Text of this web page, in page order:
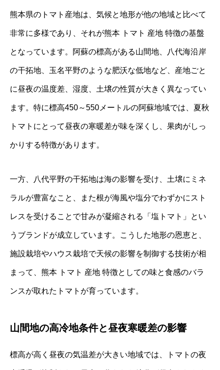
熊本県のトマト産地は、気候と地形が他の地域と比べて
非常に多様であり、それが熊本 トマト 産地 特徴の基盤
となっています。阿蘇の標高がある山間地、八代海沿岸
の干拓地、玉名平野のような肥沃な低地など、産地ごと
に昼夜の温度差、湿度、土壌の性質が大きく異なってい
ます。特に標高450～550メートルの阿蘇地域では、夏秋
トマトにとって昼夜の寒暖差が味を深くし、果肉がしっ
かりする特徴があります。
一方、八代平野の干拓地は海の影響を受け、土壌にミネ
ラルが豊富なこと、また根が海風や塩分でわずかにスト
レスを受けることで甘みが凝縮される「塩トマト」とい
うブランドが成立しています。こうした地形の恩恵と、
施設栽培やハウス栽培で天候の影響を制御する技術が相
まって、熊本 トマト 産地 特徴としての味と食感のバラ
ンスが取れたトマトが育っています。
山間地の高冷地条件と昼夜寒暖差の影響
標高が高く昼夜の気温差が大きい地域では、トマトの夜